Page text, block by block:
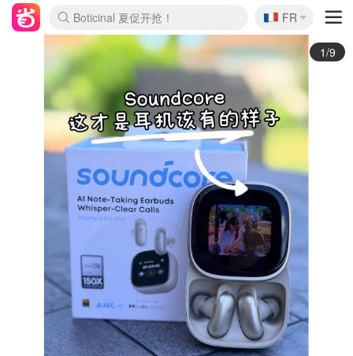
Boticinal 夏促开抢！
4折！lulu周四疯狂上新
还没结束！&OtherStories大促
Joybuy变相75折 随时失效
速领！Stanley独家85折
疑似霸哥！Camper额外叠85折
Zalando 奥莱闪促！每日更新
Moncler反季囤！5折起+叠9折
Coach Brooklyn仅€192
🇫🇷
FR
2/9